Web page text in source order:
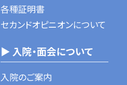
各種証明書
セカンドオピニオンについて
▶ 入院・面会について
入院のご案内